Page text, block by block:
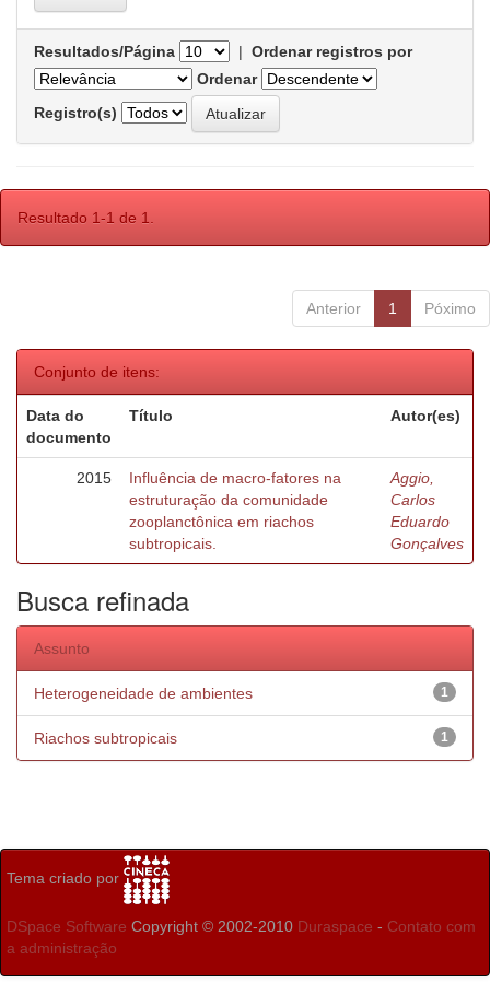
Resultados/Página | Ordenar registros por
Ordenar
Registro(s)
Resultado 1-1 de 1.
Anterior 1 Póximo
Conjunto de itens:
Data do
documento
Título Autor(es)
2015
Influência de macro-fatores na
estruturação da comunidade
zooplanctônica em riachos
subtropicais.
Aggio,
Carlos
Eduardo
Gonçalves
Busca refinada
Assunto
1
Heterogeneidade de ambientes
1
Riachos subtropicais
Tema criado por
DSpace Software Copyright © 2002-2010 Duraspace - Contato com
a administração